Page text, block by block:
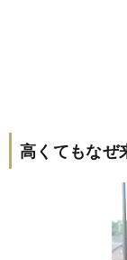
高くてもなぜ